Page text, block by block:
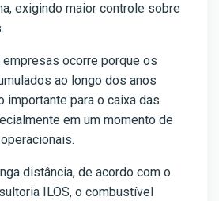
exigindo maior controle sobre
ocorre porque os
ao longo dos anos
importante para o caixa das
em um momento de
distância, de acordo com o
ILOS, o combustível